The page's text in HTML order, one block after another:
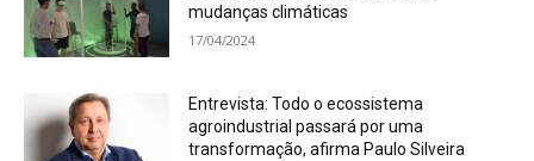
mudanças climáticas
17/04/2024
Entrevista: Todo o ecossistema
agroindustrial passará por uma
transformação, afirma Paulo Silveira